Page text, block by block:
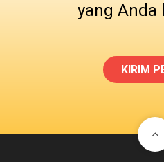
yang Anda
KIRIM